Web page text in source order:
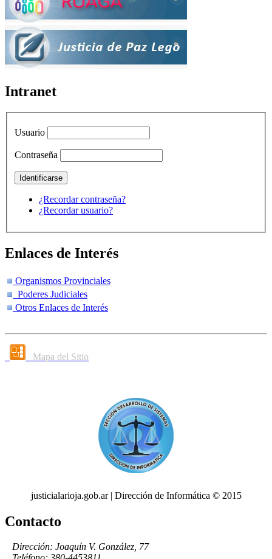
Intranet
Usuario
Contraseña
¿Recordar contraseña?
¿Recordar usuario?
Enlaces de Interés
Organismos Provinciales
Poderes Judiciales
Otros Enlaces de Interés
Mapa del Sitio
justicialarioja.gob.ar | Dirección de Informática © 2015
Contacto
Dirección: Joaquín V. González, 77